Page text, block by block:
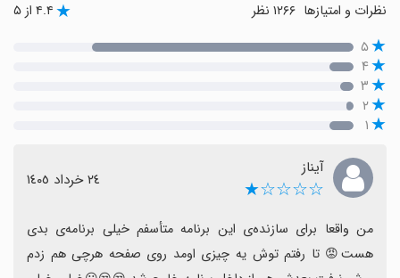
نظرات و امتیازها ۴.۴ از ۵
۵
۴
۳
۲
۱
آیناز
☆☆☆☆★ ٢٤ خرداد ١٤٠٥